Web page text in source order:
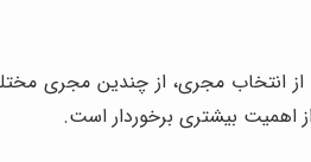
از انتخاب مجری، از چندین مجری
اهمیت بیشتری برخوردار است.